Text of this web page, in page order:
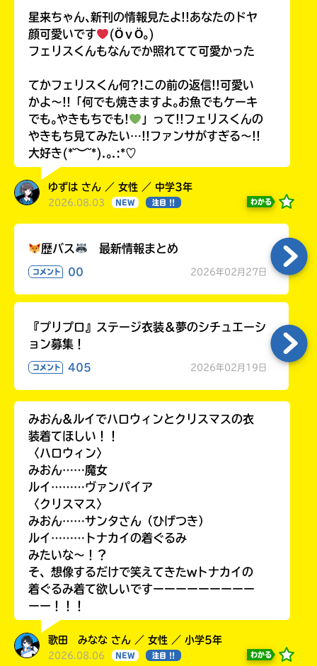
星来ちゃん､新刊の情報見たよ!!あなたのドヤ
顔可愛いです
(ӦｖӦ｡)
フェリスくんもなんでか照れてて可愛かった
てかフェリスくん何?!この前の返信!!可愛い
かよ〜!!「何でも焼きますよ｡お魚でもケーキ
でも｡やきもちでも!
」って!!フェリスくんの
やきもち見てみたい…!!ファンサがすぎる〜!!
大好き(*˘︶˘*).｡.:*♡
ゆずは さん ／ 女性 ／ 中学3年
2026.08.03 NEW 注目 !! わかる
歴バス 最新情報まとめ
コメント 00 2026年02月27日
『プリプロ』ステージ衣装＆夢のシチュエーシ
ョン募集！
コメント 405 2026年02月19日
みおん&ルイでハロウィンとクリスマスの衣
装着てほしい！！
〈ハロウィン〉
みおん……魔女
ルイ………ヴァンパイア
〈クリスマス〉
みおん……サンタさん（ひげつき）
ルイ………トナカイの着ぐるみ
みたいな〜！？
そ、想像するだけで笑えてきたwトナカイの
着ぐるみ着て欲しいですーーーーーーーーー
ーー！！！
歌田 みなな さん ／ 女性 ／ 小学5年
2026.08.06 NEW 注目 !! わかる